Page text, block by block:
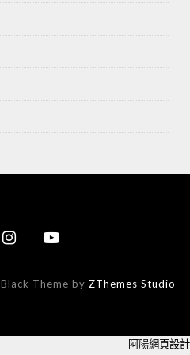
Black Theme by ZThemes Studio
阿腸網頁設計